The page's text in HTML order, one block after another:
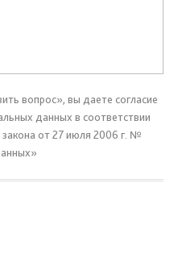
вопрос», вы даете согласие
данных в соответствии
от 27 июля 2006 г. №